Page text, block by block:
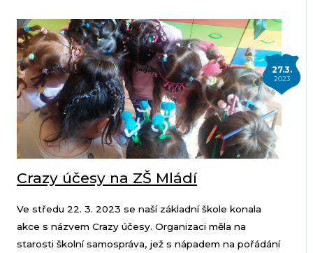
27.3.
2023
Crazy účesy na ZŠ Mládí
Ve středu 22. 3. 2023 se naší základní škole konala
akce s názvem Crazy účesy. Organizaci měla na
starosti školní samospráva, jež s nápadem na pořádání